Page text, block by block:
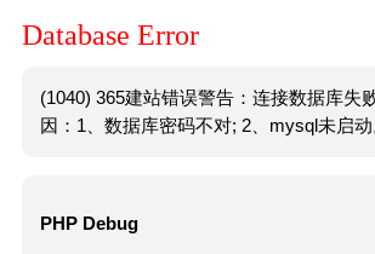
Database Error
(1040) 365建站错误警告：连接数据库失
因：1、数据库密码不对; 2、mysql未启动
PHP Debug